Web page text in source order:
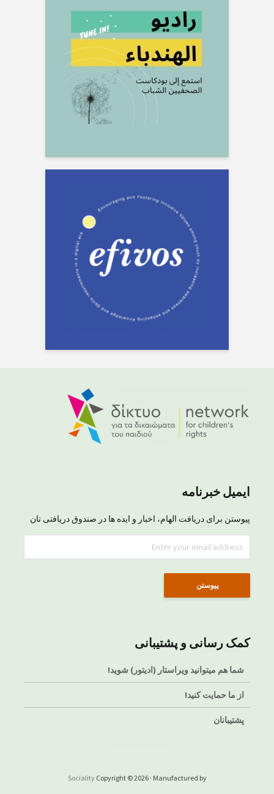
ایمیل خبرنامه
پیوستن برای دریافت الهام، اخبار و ایده ها در صندوق دریافتی تان
کمک رسانی و پشتیبانی
شما هم میتوانید ویراستار (ادیتور) شوید!
از ما حمایت کنید!
پشتیبانان
Copyright © 2026 · Manufactured by
Sociality